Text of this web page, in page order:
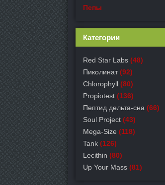
Пепы
Категории
Red Star Labs (48)
Пиколинат (92)
Chlorophyll (80)
Propiotest (136)
Пептид дельта-сна (66)
Soul Project (43)
Mega-Size (118)
Tank (126)
Lecithin (80)
Up Your Mass (81)